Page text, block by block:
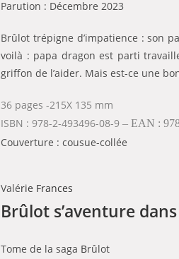
Parution : Décembre 2023
Brûlot trépigne d’impatience : son
voilà : papa dragon est parti
griffon de l’aider. Mais est-ce une
36 pages -215X 135 mm
ISBN : 978-2-493496-08-9 – EAN :
Couverture : cousue-collée
Valérie Frances
Brûlot s’aventure
Tome de la saga Brûlot